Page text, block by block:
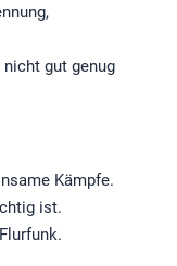
gut genug
Kämpfe.
ist.